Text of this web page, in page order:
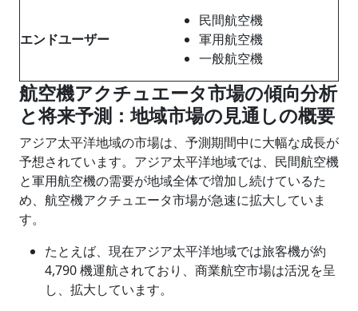
エンドユーザー
民間航空機
軍用航空機
一般航空機
航空機アクチュエータ市場の傾向分析
と将来予測：地域市場の見通しの概要
アジア太平洋地域の市場は、予測期間中に大幅な成長が
予想されています。アジア太平洋地域では、民間航空機
と軍用航空機の需要が地域全体で増加し続けているた
め、航空機アクチュエータ市場が急速に拡大していま
す。
たとえば、現在アジア太平洋地域では旅客機が約
4,790 機運航されており、商業航空市場は活況を呈
し、拡大しています。